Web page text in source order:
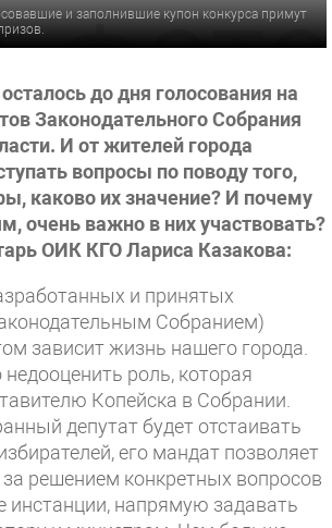
и заполнившие купон конкурса примут
до дня голосования на
Законодательного Собрания
И от жителей города
вопросы по поводу того,
каково их значение? И почему
очень важно в них участвовать?
ОИК КГО Лариса Казакова:
и принятых
Собранием)
зависит жизнь нашего города.
роль, которая
Копейска в Собрании.
депутат будет отстаивать
его мандат позволяет
решением конкретных вопросов
инстанции, напрямую задавать